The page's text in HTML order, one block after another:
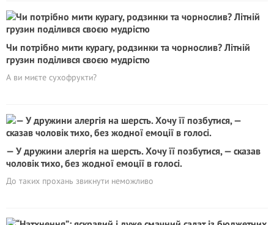
Чи потрібно мити курагу, родзинки та чорнослив? Літній
грузин поділився своєю мудрістю
А ви миєте сухофрукти?
— У дружини алергія на шерсть. Хочу її позбутися, — сказав
чоловік тихо, без жодної емоції в голосі.
До таких прохань звикнути неможливо